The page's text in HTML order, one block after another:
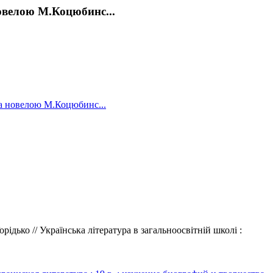
М.Коцюбинс...
За новелою М.Коцюбинс...
// Українська література в загальноосвітній школі :